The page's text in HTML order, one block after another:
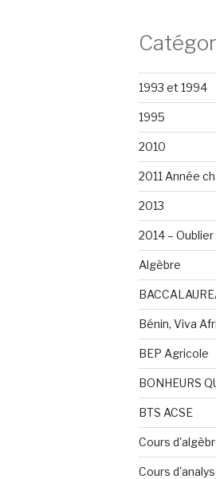
1993 et 1994
1995
2010
2011 Année
2013
2014 –
Algèbre
Bénin, Viva
BEP Agricole
BONHEURS
BTS ACSE
Cours
Cours